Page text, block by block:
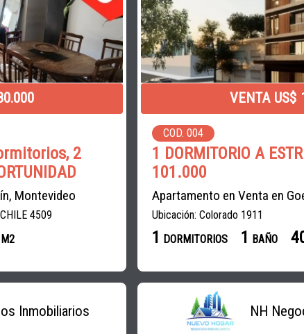
2
Montevideo
4509
M2
VENTA US$
COD. 004
1 DORMITORIO A
101.000
Apartamento en Venta en
Ubicación: Colorado 1911
1 DORMITORIOS 1 BAÑO
Inmobiliarios NH